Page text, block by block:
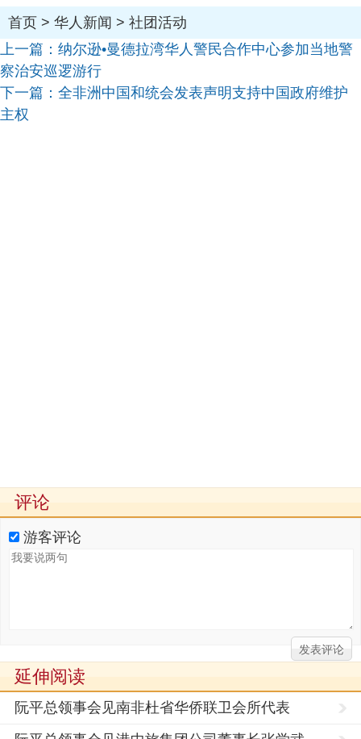
首页 > 华人新闻 > 社团活动
上一篇： 纳尔逊•曼德拉湾华人警民合作中心参加当地警
察治安巡逻游行
下一篇： 全非洲中国和统会发表声明支持中国政府维护
主权
评论
游客评论
延伸阅读
阮平总领事会见南非杜省华侨联卫会所代表